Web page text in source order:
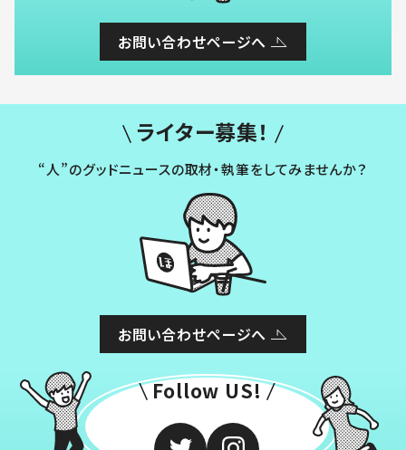
お問い合わせページへ
ライター募集！
“人”のグッドニュースの取材・執筆をしてみませんか？
お問い合わせページへ
Follow US!